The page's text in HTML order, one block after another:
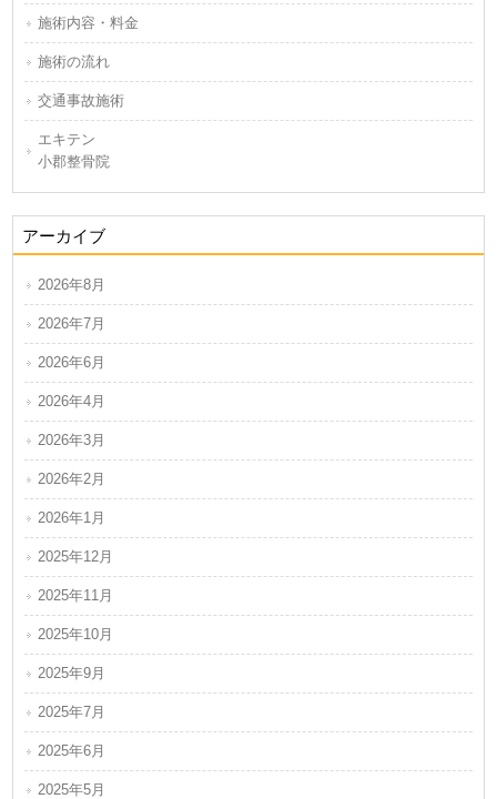
施術内容・料金
施術の流れ
交通事故施術
エキテン
小郡整骨院
アーカイブ
2026年8月
2026年7月
2026年6月
2026年4月
2026年3月
2026年2月
2026年1月
2025年12月
2025年11月
2025年10月
2025年9月
2025年7月
2025年6月
2025年5月